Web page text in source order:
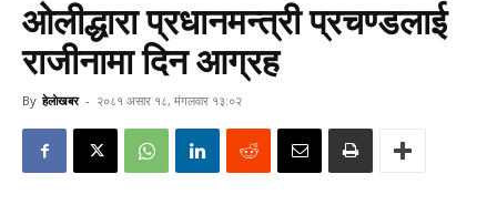
ओलीद्धारा प्रधानमन्त्री प्रचण्डलाई
राजीनामा दिन आग्रह
By हेलाेखबर - २०८१ असार १८, मंगलवार १३:०२